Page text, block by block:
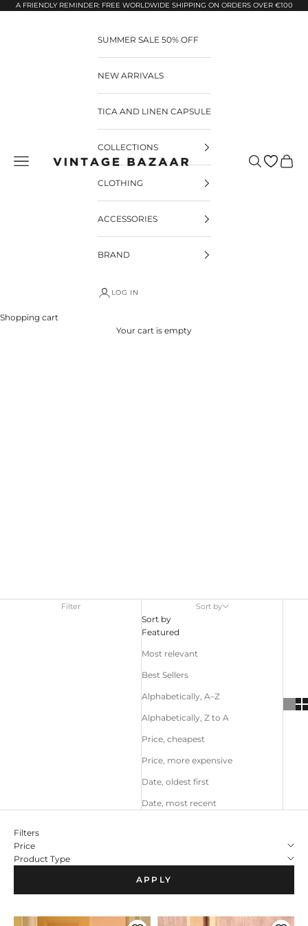
Pular para o conteúdo
A FRIENDLY REMINDER: FREE WORLDWIDE SHIPPING ON ORDERS OVER €100
Vintage Bazaar Pesquisar
SUMMER SALE 50% OFF
NEW ARRIVALS
TICA AND LINEN CAPSULE
COLLECTIONS
CLOTHING
ACCESSORIES
BRAND
LOG IN
Shopping cart
Your cart is empty
Filter Sort by
Sort by
Featured
Most relevant
Best Sellers
Alphabetically, A–Z
Alphabetically, Z to A
Price, cheapest
Price, more expensive
Date, oldest first
Date, most recent
Filters
Price
Product Type
APPLY